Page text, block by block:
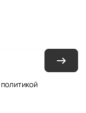
политикой